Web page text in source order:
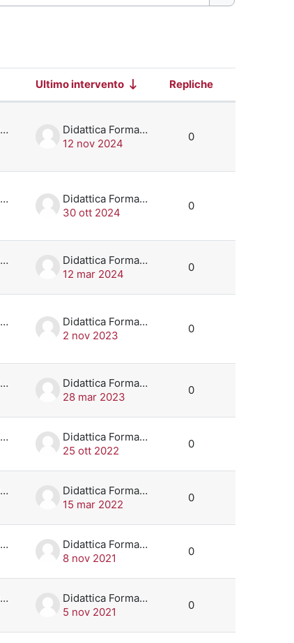
Cerca nei
discussioni su 20
Ultimo intervento
Repliche
Azioni
Didattica Formazione
Didattica Formazione
12 nov 2024
0
Didattica Formazione
Didattica Formazione
30 ott 2024
0
Didattica Formazione
Didattica Formazione
12 mar 2024
0
Didattica Formazione
Didattica Formazione
2 nov 2023
0
Didattica Formazione
Didattica Formazione
28 mar 2023
0
Didattica Formazione
Didattica Formazione
25 ott 2022
0
Didattica Formazione
Didattica Formazione
15 mar 2022
0
Didattica Formazione
Didattica Formazione
8 nov 2021
0
Didattica Formazione
Didattica Formazione
5 nov 2021
0